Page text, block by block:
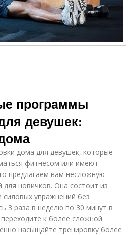
программы
девушек:
дома для девушек, которые
фитнесом или имеют
предлагаем вам несложную
новичков. Она состоит из
силовых упражнений без
3 раза в неделю по 30 минут в
к более сложной
насыщайте тренировку более